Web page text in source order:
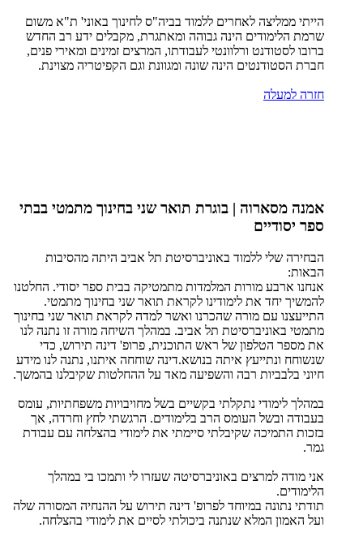
הייתי ממליצה לאחרים ללמוד בביה"ס לחינוך באוני' ת"א משום
שרמת הלימודים הינה גבוהה ומאתגרת, מקבלים ידע רב החדש
ברובו לסטודנט ורלוונטי לעבודתו, המרצים זמינים ומאירי פנים,
חברת הסטודנטים הינה שונה ומגוונת וגם הקפיטריה מצוינת.
חזרה למעלה
אמנה מסארוה | בוגרת תואר שני בחינוך מתמטי בבתי
ספר יסודיים
הבחירה שלי ללמוד באוניברסיטת תל אביב היתה מהסיבות
הבאות:
אנחנו ארבע מורות המלמדות מתמטיקה בבית ספר יסודי. החלטנו
להמשיך יחד את לימודינו לקראת תואר שני בחינוך מתמטי.
התייעצנו עם מורה שהכרנו ואשר למדה לקראת תואר שני בחינוך
מתמטי באוניברסיטת תל אביב. במהלך השיחה מורה זו נתנה לנו
את מספר הטלפון של ראש התוכנית, פרופ' דינה תירוש, כדי
שנשוחח ונתייעץ איתה בנושא.דינה שוחחה איתנו, נתנה לנו מידע
חיוני בלבביות רבה והשפיעה מאד על ההחלטות שקיבלנו בהמשך.
במהלך לימודי נתקלתי בקשיים בשל מחויבויות משפחתיות, עומס
בעבודה ובשל העומס הרב בלימודים. הרגשתי לחץ וחרדה, אך
בזכות התמיכה שקיבלתי סיימתי את לימודי בהצלחה עם עבודת
גמר.
אני מודה למרצים באוניברסיטה שעזרו לי ותמכו בי במהלך
הלימודים.
תודתי נתונה במיוחד לפרופ' דינה תירוש על ההנחיה המסורה שלה
ועל האמון המלא שנתנה ביכולתי לסיים את לימודי בהצלחה.